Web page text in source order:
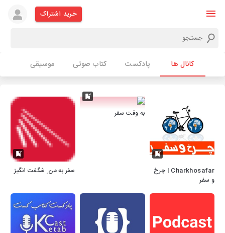
خرید اشتراک
کانال ها پادکست کتاب صوتی موسیقی
Charkhosafar | چرخ
و سفر
به وقت سفر
سفر به من ِ شگفت انگیز